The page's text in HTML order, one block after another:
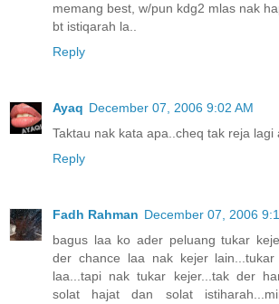
memang best, w/pun kdg2 mlas nak
bt istiqarah la..
Reply
Ayaq December 07, 2006 9:02 AM
Taktau nak kata apa..cheq tak reja lagi
Reply
Fadh Rahman December 07, 2006
bagus laa ko ader peluang tukar
der chance laa nak kejer
laa...tapi nak tukar kejer...tak der
solat hajat dan solat